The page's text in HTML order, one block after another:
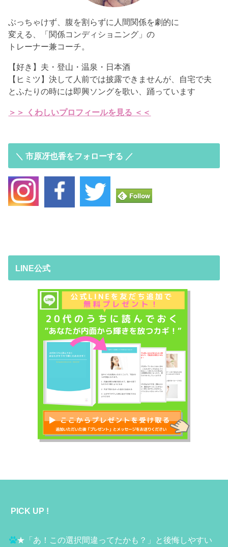
ぶっちゃけず、腹を割らずに人間関係を劇的に
変える、「関係コンディショニング」の
トレーナー兼コーチ。
【好き】夫・登山・温泉・日本酒
【ヒミツ】決して人前では披露できませんが、自宅で夫
とふたりの時には即興ソングを歌い、踊っています
＞＞ くわしいプロフィールを見る ＜＜
＼ 市原冴也香をフォローする ／
LINE公式
PICK UP !
★ 「あ！この選択間違ってたかも？」と後悔しやすい